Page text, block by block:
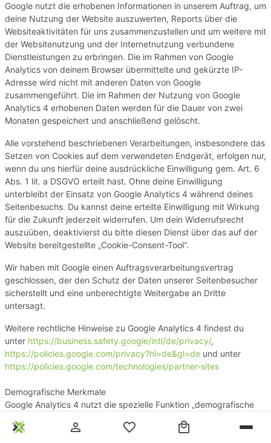
person_outline favorite_border local_mall
Google nutzt die erhobenen Informationen in unserem Auftrag, um
deine Nutzung der Website auszuwerten, Reports über die
Websiteaktivitäten für uns zusammenzustellen und um weitere mit
der Websitenutzung und der Internetnutzung verbundene
Dienstleistungen zu erbringen. Die im Rahmen von Google
Analytics von deinem Browser übermittelte und gekürzte IP-
Adresse wird nicht mit anderen Daten von Google
zusammengeführt. Die im Rahmen der Nutzung von Google
Analytics 4 erhobenen Daten werden für die Dauer von zwei
Monaten gespeichert und anschließend gelöscht.
Alle vorstehend beschriebenen Verarbeitungen, insbesondere das
Setzen von Cookies auf dem verwendeten Endgerät, erfolgen nur,
wenn du uns hierfür deine ausdrückliche Einwilligung gem. Art. 6
Abs. 1 lit. a DSGVO erteilt hast. Ohne deine Einwilligung
unterbleibt der Einsatz von Google Analytics 4 während deines
Seitenbesuchs. Du kannst deine erteilte Einwilligung mit Wirkung
für die Zukunft jederzeit widerrufen. Um dein Widerrufsrecht
auszuüben, deaktivierst du bitte diesen Dienst über das auf der
Website bereitgestellte „Cookie-Consent-Tool“.
Wir haben mit Google einen Auftragsverarbeitungsvertrag
geschlossen, der den Schutz der Daten unserer Seitenbesucher
sicherstellt und eine unberechtigte Weitergabe an Dritte
untersagt.
Weitere rechtliche Hinweise zu Google Analytics 4 findest du
unter https://business.safety.google/intl/de/privacy/,
https://policies.google.com/privacy?hl=de&gl=de und unter
https://policies.google.com/technologies/partner-sites
Demografische Merkmale
Google Analytics 4 nutzt die spezielle Funktion „demografische
über das Alter, Geschlecht und Interessen von Seitenbesuchern